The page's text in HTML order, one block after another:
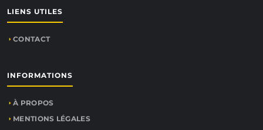
LIENS UTILES
CONTACT
INFORMATIONS
À PROPOS
MENTIONS LÉGALES